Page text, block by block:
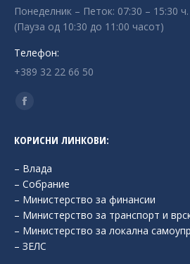
Понеделник – Петок: 07:30 – 15:30 ч.
(Пауза од 10:30 до 11:00 часот)
Телефон:
+389 32 22 66 50
Find us on:
Facebook
opens
in
new
window
КОРИСНИ ЛИНКОВИ:
– Влада
– Собрание
– Министерство за финансии
– Министерство за транспорт и
– Министерство за локална
– ЗЕЛС